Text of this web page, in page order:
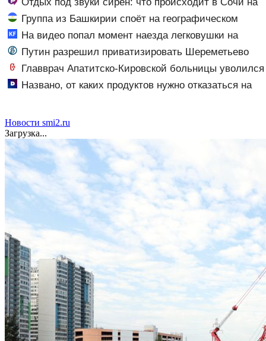
фоне массированных атак беспилотников
Группа из Башкирии споёт на географическом
Северном полюсе
На видео попал момент наезда легковушки на
пешеходов, где пострадали минимум восемь человек
06/08/2026 – Новости
Путин разрешил приватизировать Шереметьево
Главврач Апатитско-Кировской больницы уволился
Названо, от каких продуктов нужно отказаться на
Новости smi2.ru
Загрузка...